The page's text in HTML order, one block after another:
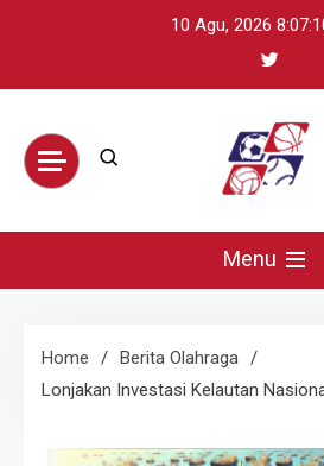
10 Agu, 2026
skor, berita
Menu
Home
Berita Olahraga
Lonjakan Investasi Kelautan